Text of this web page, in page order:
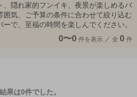
、隠れ家的フンイキ、夜景が楽しめるバ
囲気、ご予算の条件に合わせて絞り込む
で、至福の時間を楽しんでください。
0〜0 件を表示 ／ 全 0 件
果は0件でした。